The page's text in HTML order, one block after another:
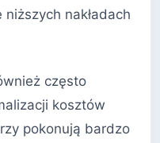
nakładach
często
kosztów
pokonują bardzo